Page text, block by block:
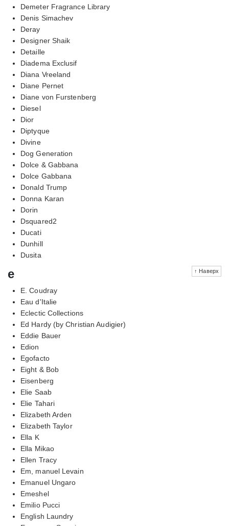
Demeter Fragrance Library
Denis Simachev
Deray
Designer Shaik
Detaille
Diadema Exclusif
Diana Vreeland
Diane Pernet
Diane von Furstenberg
Diesel
Dior
Diptyque
Divine
Dog Generation
Dolce & Gabbana
Dolce Gabbana
Donald Trump
Donna Karan
Dorin
Dsquared2
Ducati
Dunhill
Dusita
↑ Наверх
e
E. Coudray
Eau d'Italie
Eclectic Collections
Ed Hardy (by Christian Audigier)
Eddie Bauer
Edion
Egofacto
Eight & Bob
Eisenberg
Elie Saab
Elie Tahari
Elizabeth Arden
Elizabeth Taylor
Ella K
Ella Mikao
Ellen Tracy
Em, manuel Levain
Emanuel Ungaro
Emeshel
Emilio Pucci
English Laundry